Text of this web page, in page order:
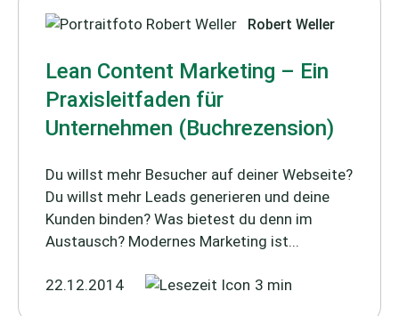
Robert Weller
Lean Content Marketing – Ein
Praxisleitfaden für
Unternehmen (Buchrezension)
Du willst mehr Besucher auf deiner Webseite?
Du willst mehr Leads generieren und deine
Kunden binden? Was bietest du denn im
Austausch? Modernes Marketing ist...
22.12.2014 3 min